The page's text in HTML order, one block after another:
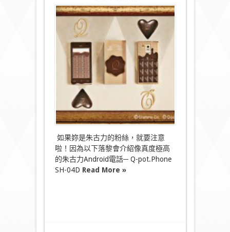
〈§
朱
意！
系
Android
電
中
如果妳是朱古力的粉絲，就要注意
啦！因為以下落黎會介紹像真度極高
的朱古力Android電話─ Q-pot.Phone
SH-04D Read More »